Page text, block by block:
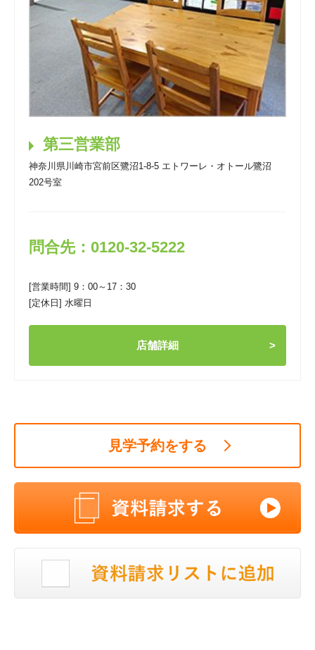
第三営業部
神奈川県川崎市宮前区鷺沼1-8-5 エトワーレ・オトール鷺沼
202号室
問合先：0120-32-5222
[営業時間] 9：00～17：30
[定休日] 水曜日
店舗詳細
見学予約をする